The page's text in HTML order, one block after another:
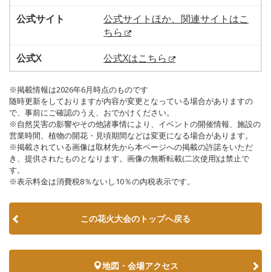
公式サイト
公式サイトほか、関連サイトはこ
ちら
公式X
公式Xはこちら
※掲載情報は2026年6月時点のものです
随時更新をしておりますが内容が変更となっている場合がありますの
で、事前にご確認のうえ、おでかけください。
※自然災害の影響やその他諸事情により、イベントの開催情報、施設の
営業時間、植物の開花・見頃期間などは変更になる場合があります。
※掲載されている画像は取材先から本ページへの掲載の許諾をいただ
き、提供されたものとなります。画像の無断転載(二次使用)は禁止で
す。
※表示料金は消費税8％ないし10％の内税表示です。
この花火大会のトップへ戻る
地図・会場アクセス